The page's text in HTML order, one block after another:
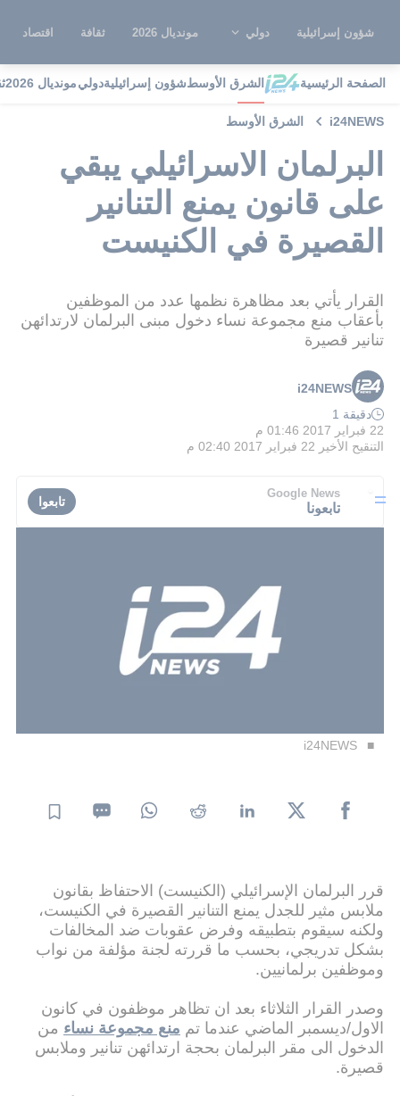
شؤون إسرائيلية دولي مونديال 2026 ثقافة اقتصاد
الصفحة الرئيسية الشرق الأوسطشؤون إسرائيليةدوليمونديال 2026
i24NEWS الشرق الأوسط
البرلمان الاسرائيلي يبقي
على قانون يمنع التنانير
القصيرة في الكنيست
القرار يأتي بعد مظاهرة نظمها عدد من الموظفين
بأعقاب منع مجموعة نساء دخول مبنى البرلمان لارتدائهن
تنانير قصيرة
i24NEWS
دقيقة 1
22 فبراير 2017 01:46 م
التنقيح الأخير 22 فبراير 2017 02:40 م
Google News
تابعونا تابعوا
i24NEWS
قرر البرلمان الإسرائيلي (الكنيست) الاحتفاظ بقانون
ملابس مثير للجدل يمنع التنانير القصيرة في الكنيست،
ولكنه سيقوم بتطبيقه وفرض عقوبات ضد المخالفات
بشكل تدريجي، بحسب ما قررته لجنة مؤلفة من نواب
وموظفين برلمانيين.
وصدر القرار الثلاثاء بعد ان تظاهر موظفون في كانون
الاول/ديسمبر الماضي عندما تم منع مجموعة نساء من
الدخول الى مقر البرلمان بحجة ارتدائهن تنانير وملابس
قصيرة.